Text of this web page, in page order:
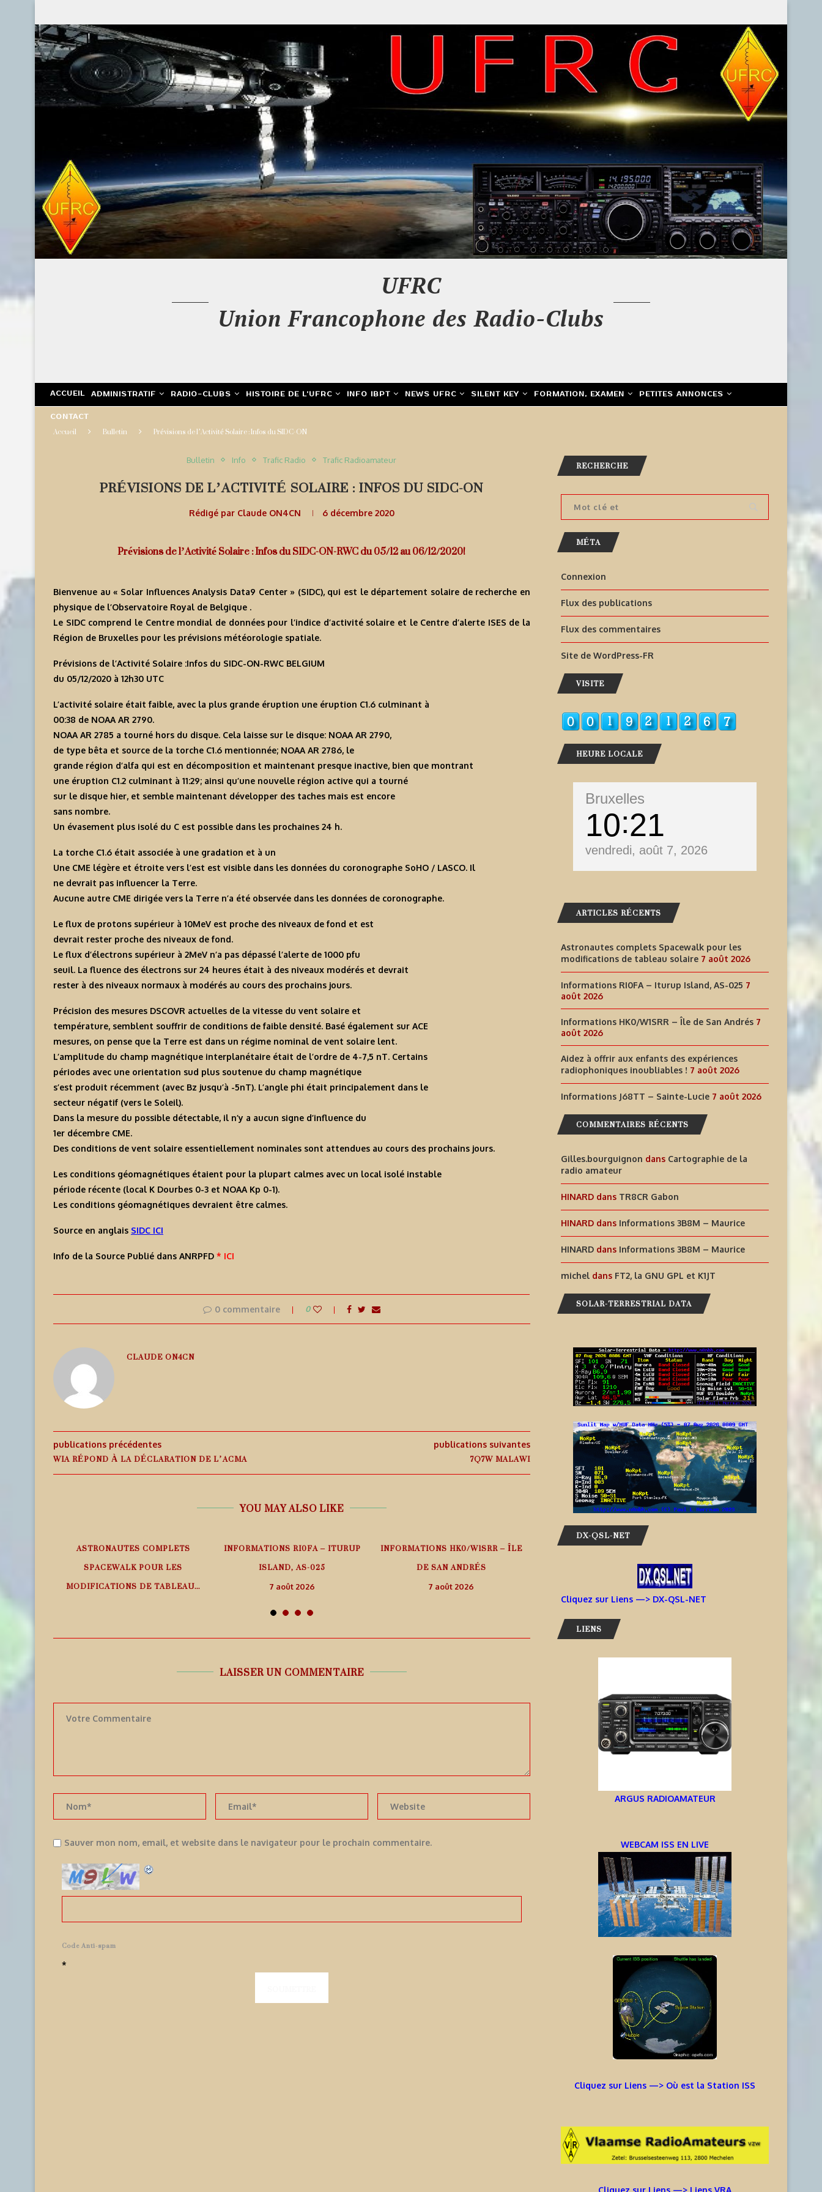
UFRC
Union Francophone des Radio-Clubs
ACCUEIL ADMINISTRATIF RADIO-CLUBS HISTOIRE DE L’UFRC INFO IBPT NEWS UFRC SILENT KEY FORMATION, EXAMEN PETITES ANNONCES
CONTACT
Accueil Bulletin Prévisions de l’Activité Solaire : Infos du SIDC-ON
Bulletin Info Trafic Radio Trafic Radioamateur
PRÉVISIONS DE L’ACTIVITÉ SOLAIRE : INFOS DU SIDC-ON
Rédigé par Claude ON4CN 6 décembre 2020
Prévisions de l’Activité Solaire : Infos du SIDC-ON-RWC du 05/12 au 06/12/2020!
Bienvenue au « Solar Influences Analysis Data9 Center » (SIDC), qui est le département solaire de recherche en
physique de l’Observatoire Royal de Belgique .
Le SIDC comprend le Centre mondial de données pour l’indice d’activité solaire et le Centre d’alerte ISES de la
Région de Bruxelles pour les prévisions météorologie spatiale.
Prévisions de l’Activité Solaire :Infos du SIDC-ON-RWC BELGIUM
du 05/12/2020 à 12h30 UTC
L’activité solaire était faible, avec la plus grande éruption une éruption C1.6 culminant à
00:38 de NOAA AR 2790.
NOAA AR 2785 a tourné hors du disque. Cela laisse sur le disque: NOAA AR 2790,
de type bêta et source de la torche C1.6 mentionnée; NOAA AR 2786, le
grande région d’alfa qui est en décomposition et maintenant presque inactive, bien que montrant
une éruption C1.2 culminant à 11:29; ainsi qu’une nouvelle région active qui a tourné
sur le disque hier, et semble maintenant développer des taches mais est encore
sans nombre.
Un évasement plus isolé du C est possible dans les prochaines 24 h.
La torche C1.6 était associée à une gradation et à un
Une CME légère et étroite vers l’est est visible dans les données du coronographe SoHO / LASCO. Il
ne devrait pas influencer la Terre.
Aucune autre CME dirigée vers la Terre n’a été observée dans les données de coronographe.
Le flux de protons supérieur à 10MeV est proche des niveaux de fond et est
devrait rester proche des niveaux de fond.
Le flux d’électrons supérieur à 2MeV n’a pas dépassé l’alerte de 1000 pfu
seuil. La fluence des électrons sur 24 heures était à des niveaux modérés et devrait
rester à des niveaux normaux à modérés au cours des prochains jours.
Précision des mesures DSCOVR actuelles de la vitesse du vent solaire et
température, semblent souffrir de conditions de faible densité. Basé également sur ACE
mesures, on pense que la Terre est dans un régime nominal de vent solaire lent.
L’amplitude du champ magnétique interplanétaire était de l’ordre de 4-7,5 nT. Certains
périodes avec une orientation sud plus soutenue du champ magnétique
s’est produit récemment (avec Bz jusqu’à -5nT). L’angle phi était principalement dans le
secteur négatif (vers le Soleil).
Dans la mesure du possible détectable, il n’y a aucun signe d’influence du
1er décembre CME.
Des conditions de vent solaire essentiellement nominales sont attendues au cours des prochains jours.
Les conditions géomagnétiques étaient pour la plupart calmes avec un local isolé instable
période récente (local K Dourbes 0-3 et NOAA Kp 0-1).
Les conditions géomagnétiques devraient être calmes.
Source en anglais SIDC ICI
Info de la Source Publié dans ANRPFD * ICI
0 commentaire 0
CLAUDE ON4CN
publications précédentes
WIA RÉPOND À LA DÉCLARATION DE L’ACMA
publications suivantes
7Q7W MALAWI
YOU MAY ALSO LIKE
ASTRONAUTES COMPLETS
SPACEWALK POUR LES
MODIFICATIONS DE TABLEAU...
INFORMATIONS RI0FA – ITURUP
ISLAND, AS-025
7 août 2026
INFORMATIONS HK0/W1SRR – ÎLE
DE SAN ANDRÉS
7 août 2026
AIDEZ À OFFRIR AUX ENFANTS
DES EXPÉRIENCES
RADIOPHONIQUES...
7 août 2026
LAISSER UN COMMENTAIRE
Sauver mon nom, email, et website dans le navigateur pour le prochain commentaire.
Code Anti-spam
*
RECHERCHE
MÉTA
Connexion
Flux des publications
Flux des commentaires
Site de WordPress-FR
VISITE
HEURE LOCALE
Bruxelles
10 21
vendredi, août 7, 2026
ARTICLES RÉCENTS
Astronautes complets Spacewalk pour les
modifications de tableau solaire 7 août 2026
Informations RI0FA – Iturup Island, AS-025 7
août 2026
Informations HK0/W1SRR – Île de San Andrés 7
août 2026
Aidez à offrir aux enfants des expériences
radiophoniques inoubliables ! 7 août 2026
Informations J68TT – Sainte-Lucie 7 août 2026
COMMENTAIRES RÉCENTS
Gilles.bourguignon dans Cartographie de la
radio amateur
HINARD dans TR8CR Gabon
HINARD dans Informations 3B8M – Maurice
HINARD dans Informations 3B8M – Maurice
michel dans FT2, la GNU GPL et K1JT
SOLAR-TERRESTRIAL DATA
DX-QSL-NET
Cliquez sur Liens —> DX-QSL-NET
LIENS
ARGUS RADIOAMATEUR
WEBCAM ISS EN LIVE
Cliquez sur Liens —> Où est la Station ISS